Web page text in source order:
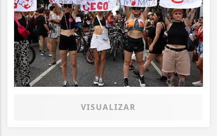
VISUALIZAR